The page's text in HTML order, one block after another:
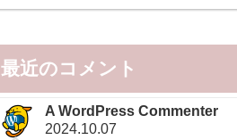
最近のコメント
A WordPress Commenter
2024.10.07